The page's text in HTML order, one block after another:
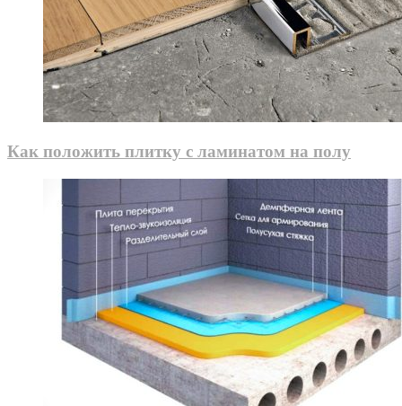
Как положить плитку с ламинатом на полу